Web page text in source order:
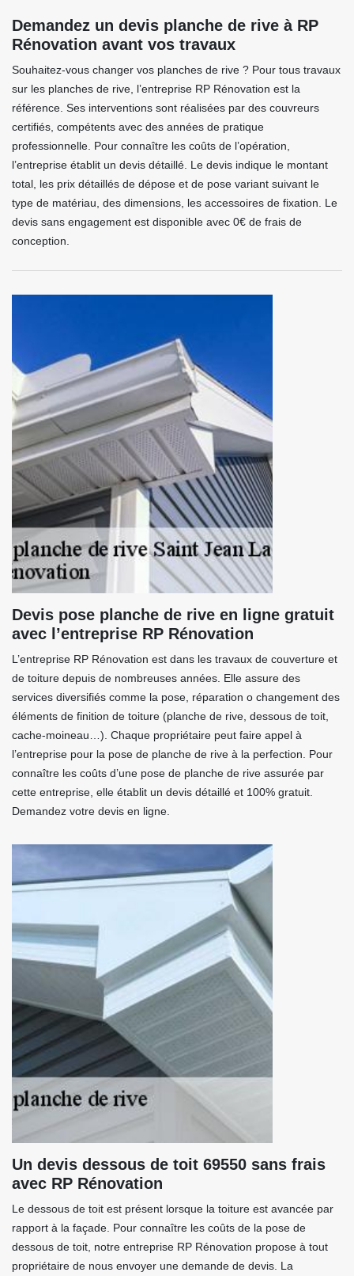
Demandez un devis planche de rive à RP
Rénovation avant vos travaux
Souhaitez-vous changer vos planches de rive ? Pour tous travaux
sur les planches de rive, l’entreprise RP Rénovation est la
référence. Ses interventions sont réalisées par des couvreurs
certifiés, compétents avec des années de pratique
professionnelle. Pour connaître les coûts de l’opération,
l’entreprise établit un devis détaillé. Le devis indique le montant
total, les prix détaillés de dépose et de pose variant suivant le
type de matériau, des dimensions, les accessoires de fixation. Le
devis sans engagement est disponible avec 0€ de frais de
conception.
Devis pose planche de rive en ligne gratuit
avec l’entreprise RP Rénovation
L’entreprise RP Rénovation est dans les travaux de couverture et
de toiture depuis de nombreuses années. Elle assure des
services diversifiés comme la pose, réparation o changement des
éléments de finition de toiture (planche de rive, dessous de toit,
cache-moineau…). Chaque propriétaire peut faire appel à
l’entreprise pour la pose de planche de rive à la perfection. Pour
connaître les coûts d’une pose de planche de rive assurée par
cette entreprise, elle établit un devis détaillé et 100% gratuit.
Demandez votre devis en ligne.
Un devis dessous de toit 69550 sans frais
avec RP Rénovation
Le dessous de toit est présent lorsque la toiture est avancée par
rapport à la façade. Pour connaître les coûts de la pose de
dessous de toit, notre entreprise RP Rénovation propose à tout
propriétaire de nous envoyer une demande de devis. La